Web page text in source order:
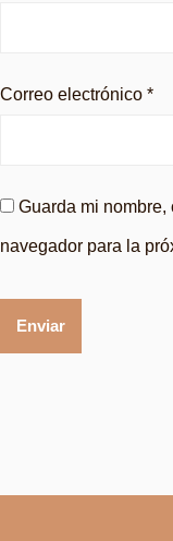
Correo electrónico *
Guarda mi
navegador para la